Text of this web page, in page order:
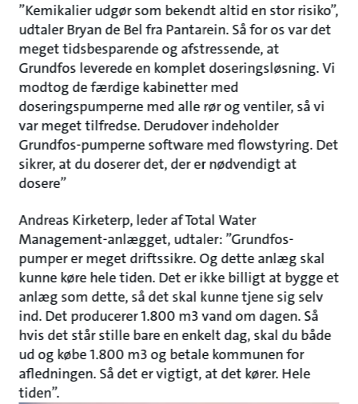
”Kemikalier udgør som bekendt altid en stor risiko”,
udtaler Bryan de Bel fra Pantarein. Så for os var det
meget tidsbesparende og afstressende, at
Grundfos leverede en komplet doseringsløsning. Vi
modtog de færdige kabinetter med
doseringspumperne med alle rør og ventiler, så vi
var meget tilfredse. Derudover indeholder
Grundfos-pumperne software med flowstyring. Det
sikrer, at du doserer det, der er nødvendigt at
dosere”
Andreas Kirketerp, leder af Total Water
Management-anlægget, udtaler: ”Grundfos-
pumper er meget driftssikre. Og dette anlæg skal
kunne køre hele tiden. Det er ikke billigt at bygge et
anlæg som dette, så det skal kunne tjene sig selv
ind. Det producerer 1.800 m3 vand om dagen. Så
hvis det står stille bare en enkelt dag, skal du både
ud og købe 1.800 m3 og betale kommunen for
afledningen. Så det er vigtigt, at det kører. Hele
tiden”.